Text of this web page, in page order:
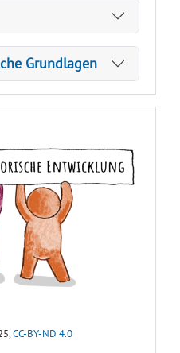
Grundlagen
CC-BY-ND 4.0